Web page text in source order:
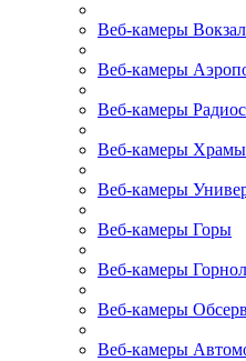
Веб-камеры
Веб-камеры
Веб-камеры
Веб-камеры Храмы
Веб-камеры
Веб-камеры Горы
Веб-камеры
Веб-камеры
Веб-камеры